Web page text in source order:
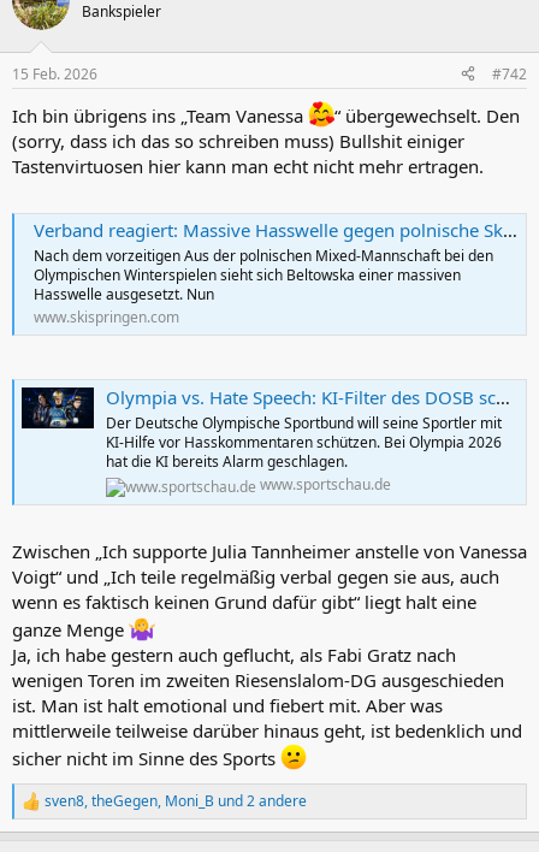
Bankspieler
15 Feb. 2026 #742
Ich bin übrigens ins „Team Vanessa
“ übergewechselt. Den
(sorry, dass ich das so schreiben muss) Bullshit einiger
Tastenvirtuosen hier kann man echt nicht mehr ertragen.
Verband reagiert: Massive Hasswelle gegen polnische Skispringerin nach Olympia-Aus - skispringen.com
Nach dem vorzeitigen Aus der polnischen Mixed-Mannschaft bei den
Olympischen Winterspielen sieht sich Beltowska einer massiven
Hasswelle ausgesetzt. Nun
www.skispringen.com
Olympia vs. Hate Speech: KI-Filter des DOSB schützt Athleten vor Hass
Der Deutsche Olympische Sportbund will seine Sportler mit
KI-Hilfe vor Hasskommentaren schützen. Bei Olympia 2026
hat die KI bereits Alarm geschlagen.
www.sportschau.de
Zwischen „Ich supporte Julia Tannheimer anstelle von Vanessa
Voigt“ und „Ich teile regelmäßig verbal gegen sie aus, auch
wenn es faktisch keinen Grund dafür gibt“ liegt halt eine
ganze Menge
Ja, ich habe gestern auch geflucht, als Fabi Gratz nach
wenigen Toren im zweiten Riesenslalom-DG ausgeschieden
ist. Man ist halt emotional und fiebert mit. Aber was
mittlerweile teilweise darüber hinaus geht, ist bedenklich und
sicher nicht im Sinne des Sports
R
e
sven8,theGegen, Moni_B und 2 andere